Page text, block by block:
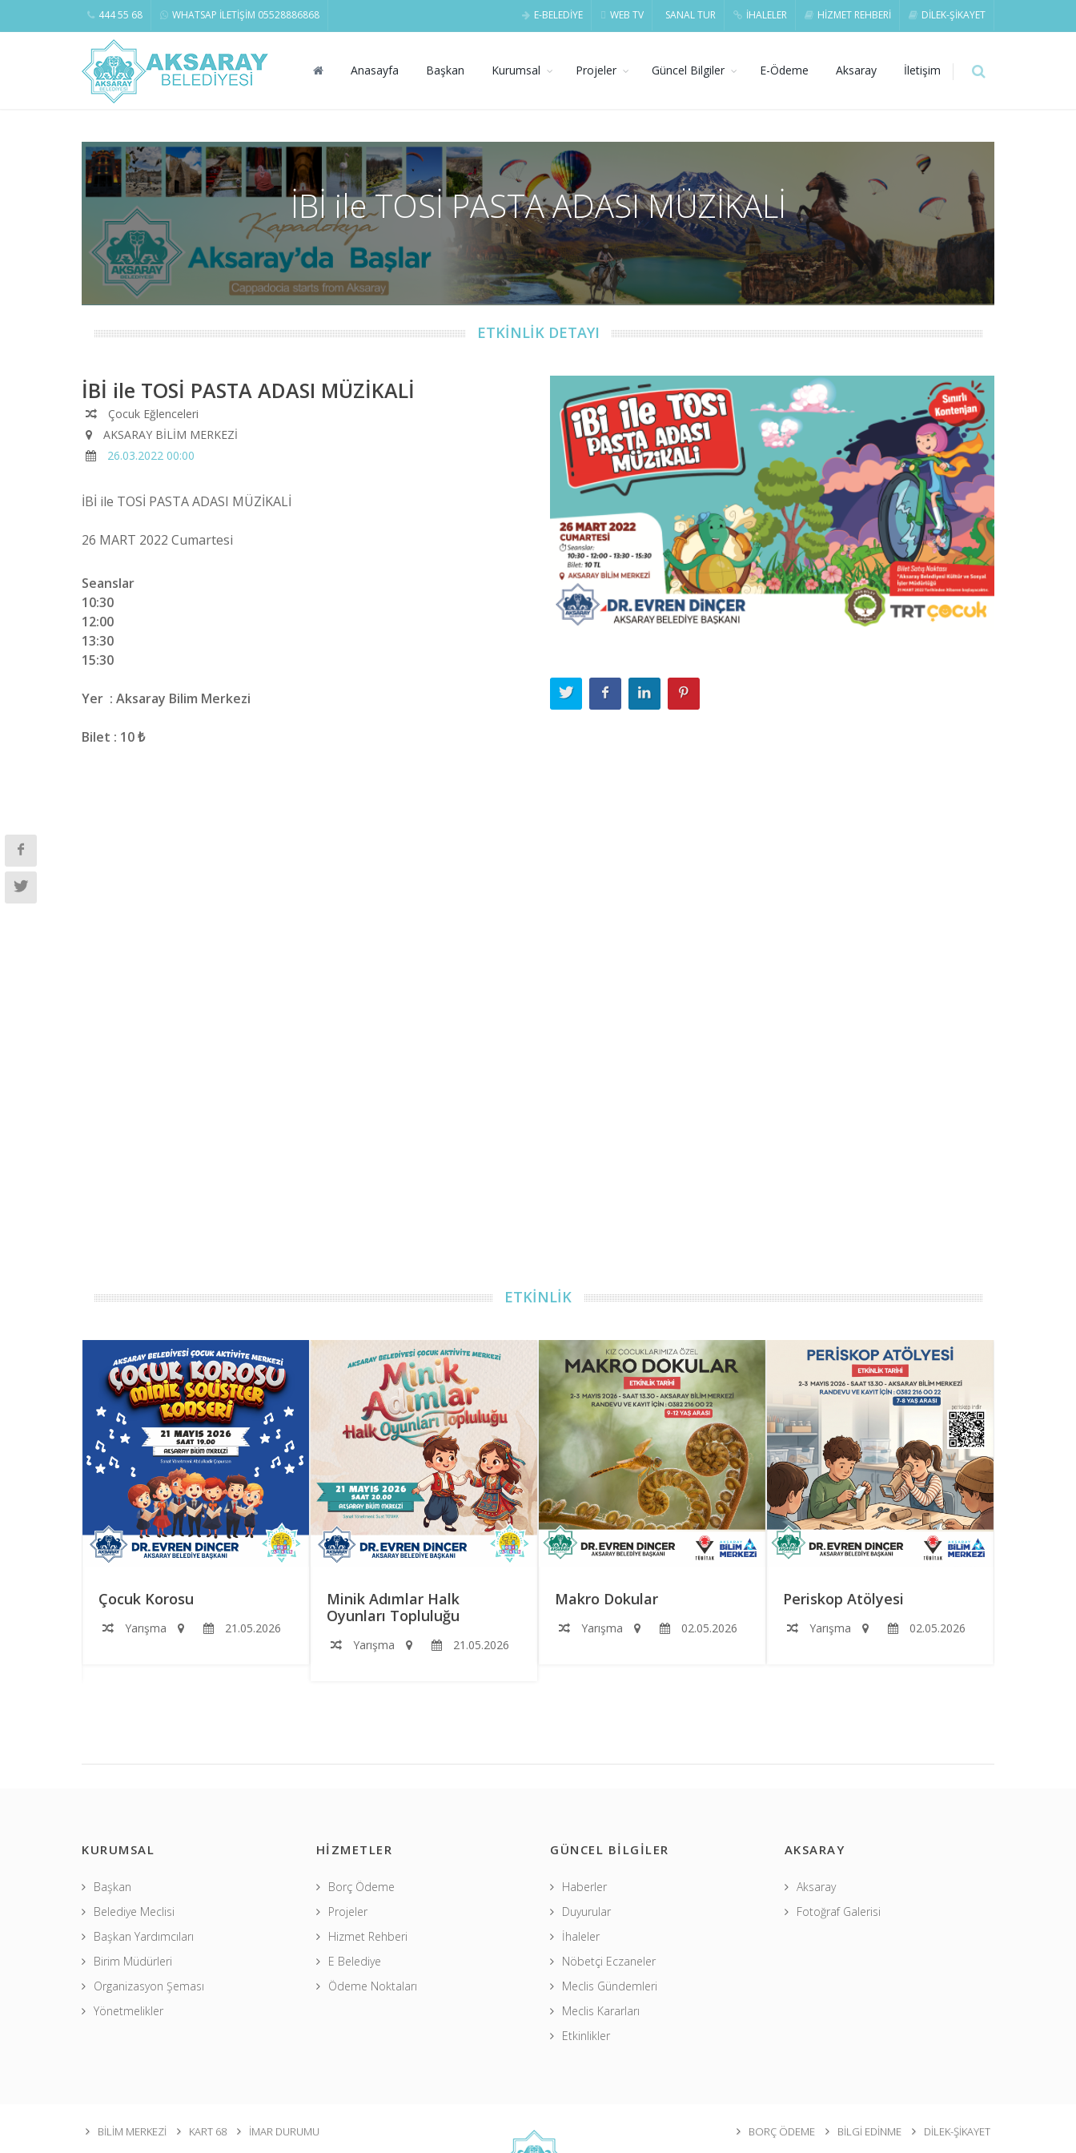
E-BELEDİYE WEB TV SANAL TUR İHALELER HİZMET REHBERİ DİLEK-ŞİKAYET
444 55 68 WHATSAP İLETİŞİM 05528886868
Anasayfa Başkan Kurumsal Projeler Güncel Bilgiler E-Ödeme Aksaray İletişim
İBİ ile TOSİ PASTA ADASI MÜZİKALİ
ETKİNLİK DETAYI
İBİ ile TOSİ PASTA ADASI MÜZİKALİ
Çocuk Eğlenceleri
AKSARAY BİLİM MERKEZİ
26.03.2022 00:00
İBİ ile TOSİ PASTA ADASI MÜZİKALİ
26 MART 2022 Cumartesi
Seanslar
10:30
12:00
13:30
15:30
Yer : Aksaray Bilim Merkezi
Bilet : 10 ₺
ETKİNLİK
Çocuk Korosu
Yarışma 21.05.2026
Minik Adımlar Halk
Oyunları Topluluğu
Yarışma 21.05.2026
Makro Dokular
Yarışma 02.05.2026
Periskop Atölyesi
Yarışma 02.05.2026
KURUMSAL
Başkan
Belediye Meclisi
Başkan Yardımcıları
Birim Müdürleri
Organizasyon Şeması
Yönetmelikler
HİZMETLER
Borç Ödeme
Projeler
Hizmet Rehberi
E Belediye
Ödeme Noktaları
GÜNCEL BİLGİLER
Haberler
Duyurular
İhaleler
Nöbetçi Eczaneler
Meclis Gündemleri
Meclis Kararları
Etkinlikler
AKSARAY
Aksaray
Fotoğraf Galerisi
BORÇ ÖDEME BİLGİ EDİNME DİLEK-ŞİKAYET
BİLİM MERKEZİ KART 68 İMAR DURUMU